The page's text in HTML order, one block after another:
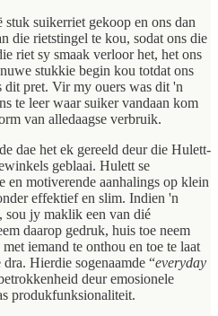
stuk suikerriet gekoop en ons dan
die rietstingel te kou, sodat ons die
riet sy smaak verloor het, het ons
stukkie begin kou totdat ons
dit pret. Vir my ouers was dit 'n
te leer waar suiker vandaan kom
van alledaagse verbruik.
dae het ek gereeld deur die Hulett-
geblaai. Hulett se
en motiverende aanhalings op klein
effektief en slim. Indien 'n
sou jy maklik een van dié
daarop gedruk, huis toe neem
iemand te onthou en toe te laat
Hierdie sogenaamde “everyday
deur emosionele
produkfunksionaliteit.